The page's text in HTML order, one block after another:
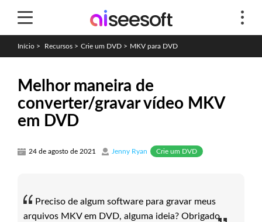
Início > Recursos > Crie um DVD > MKV para DVD
Melhor maneira de
converter/gravar vídeo MKV
em DVD
24 de agosto de 2021 Jenny Ryan Crie um DVD
Preciso de algum software para gravar meus
arquivos MKV em DVD, alguma ideia? Obrigado.